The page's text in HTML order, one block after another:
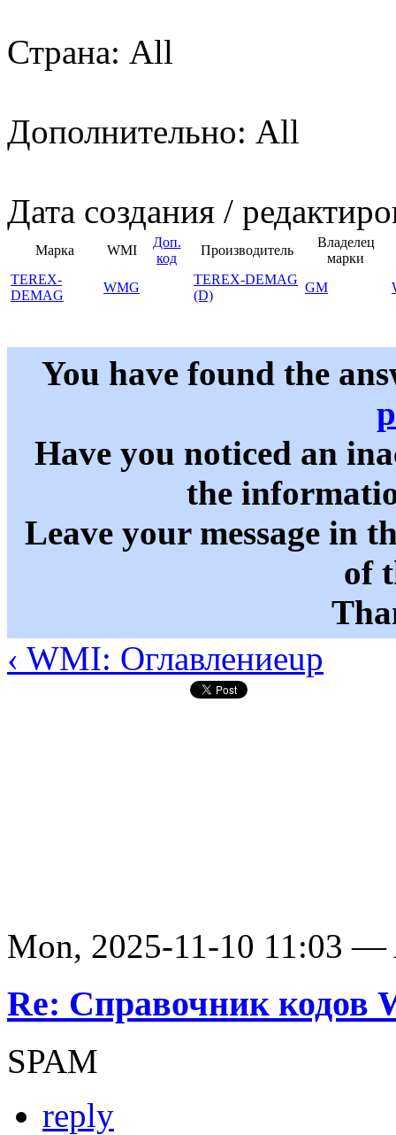
Страна: All
Дополнительно: All
Дата создания /
Марка WMI
Доп.
код
Производитель
Владелец
марки
TEREX-
DEMAG
WMG
TEREX-DEMAG
(D)
GM
You have found the
Have you noticed an
the
Leave your message in
of
‹ WMI: Оглавлениеup
Mon, 2025-11-10 11:03 —
Re: Справочник кодов
SPAM
reply